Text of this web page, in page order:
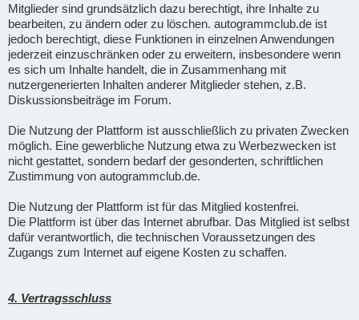
Mitglieder sind grundsätzlich dazu berechtigt, ihre Inhalte zu
bearbeiten, zu ändern oder zu löschen. autogrammclub.de ist
jedoch berechtigt, diese Funktionen in einzelnen Anwendungen
jederzeit einzuschränken oder zu erweitern, insbesondere wenn
es sich um Inhalte handelt, die in Zusammenhang mit
nutzergenerierten Inhalten anderer Mitglieder stehen, z.B.
Diskussionsbeiträge im Forum.
Die Nutzung der Plattform ist ausschließlich zu privaten Zwecken
möglich. Eine gewerbliche Nutzung etwa zu Werbezwecken ist
nicht gestattet, sondern bedarf der gesonderten, schriftlichen
Zustimmung von autogrammclub.de.
Die Nutzung der Plattform ist für das Mitglied kostenfrei.
Die Plattform ist über das Internet abrufbar. Das Mitglied ist selbst
dafür verantwortlich, die technischen Voraussetzungen des
Zugangs zum Internet auf eigene Kosten zu schaffen.
4. Vertragsschluss